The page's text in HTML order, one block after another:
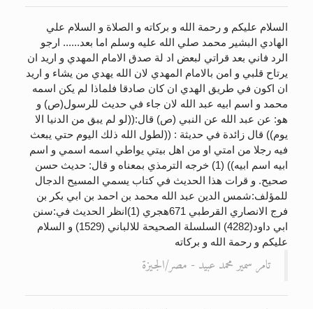
السلام عليكم و رحمة الله و بركاته و الصلاة و السلام علي
الهادي البشير محمد صلي الله عليه وسلم اما بعد...... ارجو
الرد فاني بعد قراتي لبعض اد لة صدق الامام المهدي و اريد ان
يرتاح قلبي و امن بالامام المهدي لان الله يهدي من يشاء و اريد
ان اكون في طريق الهدي ان كان صادقا فلماذا لم يكن اسمه
محمد و اسم ابيه عبد الله لان جاء في حديث للرسول(ص) و
هو: عن عبد الله عن النبي (ص) قال:((لو لم يبق من الدنيا الا
يوم)) قال زائدة في حديثة : ((لطول الله ذلك اليوم حتي يبعث
فيه رجلا من امتي او من اهل بيتي يواطي اسمه اسمي و اسم
ابيه اسم ابيه)) (1) خرجه الترمذي بمعناه و قال: حديث حسن
صحيح. و قرات هذا الحديث في كتاب يسمي المسيح الدجال
للمؤلف:شمس الدين عبد الله محمد بن احمد بن ابي بكر بن
فرج الانصاري القرطبي 671هجري (1)انظر الحديث في:سنن
ابي داود(4282) السلسلة الصحيحة للالباني (1529) و السلام
عليكم و رحمة الله و بركاته
تامر سمير محمد عبيد - مصر/الجيزة